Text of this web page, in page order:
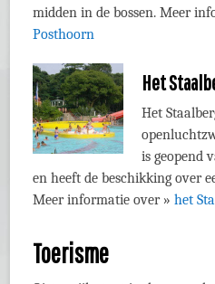
midden in de bossen. Meer
Posthoorn
Het
Het
is geopend
en heeft de beschikking over
Meer informatie over »het
Toerisme